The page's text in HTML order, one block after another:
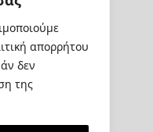
απορρήτου
δεν
της